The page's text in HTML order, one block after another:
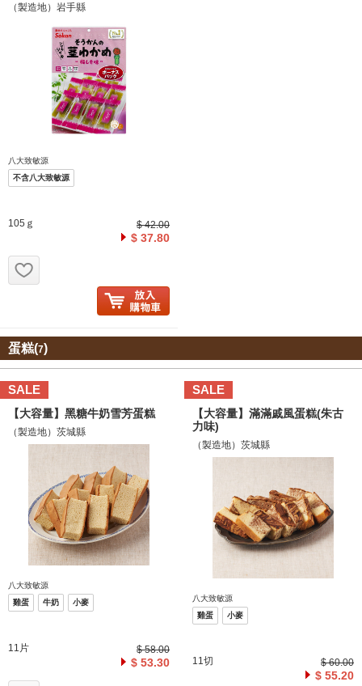
（製造地）岩手縣
八大致敏源
不含八大致敏源
105ｇ $ 42.00
$ 37.80
蛋糕(7)
SALE
【大容量】黑糖牛奶雪芳蛋糕
（製造地）茨城縣
八大致敏源
雞蛋
牛奶 小麥
11片 $ 58.00
$ 53.30
SALE
【大容量】滿滿戚風蛋糕(朱古
力味)
（製造地）茨城縣
八大致敏源
雞蛋
小麥
11切 $ 60.00
$ 55.20